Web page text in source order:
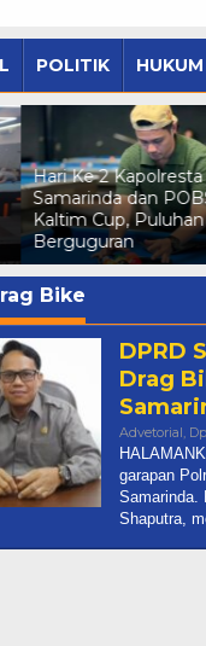
POLITIK HUKUM
Diduga Anak
DPRD Kaltim Masuk
Lewat Jalur
Mampu? Sekolah
Komentar!
Bike
DPRD
Drag
Advetorial,
garapan
Samarinda.
Shaputra,